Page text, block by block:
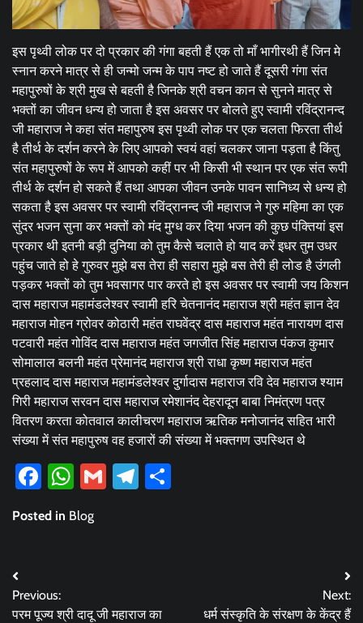
इस पृथ्वी लोक पर दो प्रकार की गंगा बहती हैं एक तो माँ भागीरथी हैं जिन मे
स्नान करने मात्र से ही जन्मो जन्म के पाप नष्ट हो जाते हैं दूसरी गंगा संत
महापुरुषों के श्री मुख से बहती है जिनके श्री वचन कान से सुनने मात्र से
भक्तों का जीवन धन्य हो जाता है इस अवसर पर बोलते हुए स्वामी रविंद्रानन्द
जी महाराज ने कहा संत महापुरुष इस पृथ्वी लोक पर एक चलता फिरता तीर्थ
है तीर्थ के दर्शन करने के लिए आपको स्वयं वहां चलकर जाना पड़ता है किंतु
संत महापुरुषों के रूप में आपको कहीं पर भी किसी भी स्थान पर एक संत रूपी
तीर्थ के दर्शन हो सकते हैं तथा आपका जीवन उनके पावन सानिध्य से धन्य हो
सकता है इस अवसर पर स्वामी रविंद्रानन्द जी महाराज ने गुरु महिमा का एक
सुंदर भजन सुना कर भक्तों को मंद मुग्ध कर दिया भजन की कुछ पंक्तियां इस
प्रकार थी इतनी बड़ी दुनिया को तुम कैसे चलाते हो याद करें इधर तुम उधर
पहुंच जाते हो हे गुरुवर मुझे बस तेरा ही सहारा मुझे बस तेरी ही लोड है उंगली
पड़कर भक्तों को तुम भवसागर पार करते हो इस अवसर पर स्वामी जय किशन
दास महाराज महामंडलेश्वर स्वामी हरि चेतनानंद महाराज श्री महंत ज्ञान देव
महाराज मोहन ग्रोवर कोठारी महंत राघवेंद्र दास महाराज महंत नारायण दास
पटवारी महंत गोविंद दास महाराज महंत जगजीत सिंह महाराज पंकज कुमार
सोमालाल बलनी महंत प्रेमानंद महाराज श्री राधा कृष्ण महाराज महंत
प्रहलाद दास महाराज महामंडलेश्वर दुर्गादास महाराज रवि देव महाराज श्याम
गिरी महाराज सरवन दास महाराज रमेशानंद देहरादून बाबा निमंत्रण पत्र
वितरण करता कोतवाल कालीचरण महाराज ऋतिक मनोजानंद सहित भारी
संख्या में संत महापुरुष वह हजारों की संख्या में भक्तगण उपस्थित थे
Facebook
WhatsApp
GmailTelegram
Posted in Blog
Post
navigation
Previous:
परम पूज्य श्री दादू जी महाराज का
Next:
धर्म संस्कृति के संरक्षण के केंद्र हैं